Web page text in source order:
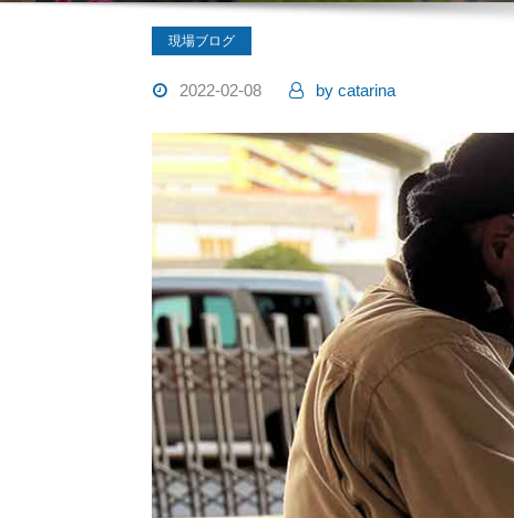
現場ブログ
2022-02-08 by catarina